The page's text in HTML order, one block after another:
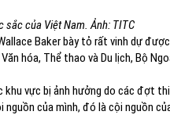
sắc của Việt Nam. Ảnh: TITC
Baker bày tỏ rất vinh dự
hóa, Thể thao và Du lịch, Bộ
vực bị ảnh hưởng do các đợt
của mình, đó là cội nguồn